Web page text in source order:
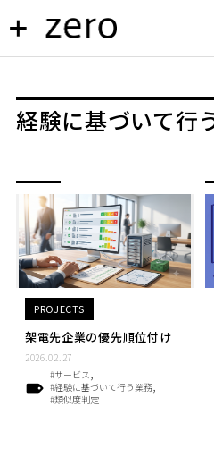
経験に基づいて行
PROJECTS
架電先企業の優先順位付け
2026.02.27
#サービス
#経験に基づいて行う業務
#類似度判定